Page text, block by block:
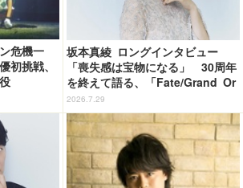
危機一
初挑戦、
坂本真綾 ロングインタビュー
「喪失感は宝物になる」 30周年
を終えて語る、「Fate/Grand Or
der」11年の軌跡とベストアルバ
ム「余韻」
2026.7.29